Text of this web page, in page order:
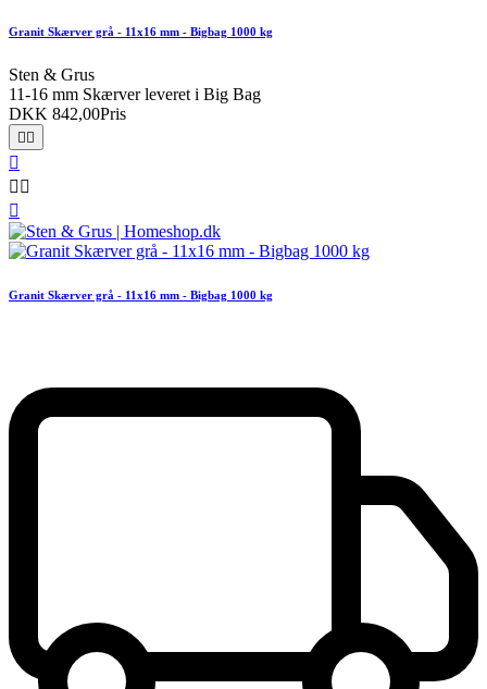
Granit Skærver grå - 11x16 mm - Bigbag 1000 kg
Sten & Grus
11-16 mm Skærver leveret i Big Bag
DKK 842,00Pris
 

 

Granit Skærver grå - 11x16 mm - Bigbag 1000 kg